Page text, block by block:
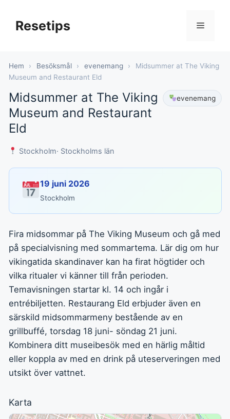
innehållResetips Meny
Hem › Besöksmål › evenemang ›
Midsummer at The Viking
Museum and Restaurant Eld
Midsummer at The Viking
Museum and Restaurant
Eld
evenemang
Stockholm· Stockholms län
19 juni 2026
Stockholm
Fira midsommar på The Viking Museum och gå med
på specialvisning med sommartema. Lär dig om hur
vikingatida skandinaver kan ha firat högtider och
vilka ritualer vi känner till från perioden.
Temavisningen startar kl. 14 och ingår i
entrébiljetten. Restaurang Eld erbjuder även en
särskild midsommarmeny bestående av en
grillbuffé, torsdag 18 juni- söndag 21 juni.
Kombinera ditt museibesök med en härlig måltid
eller koppla av med en drink på uteserveringen med
utsikt över vattnet.
Karta